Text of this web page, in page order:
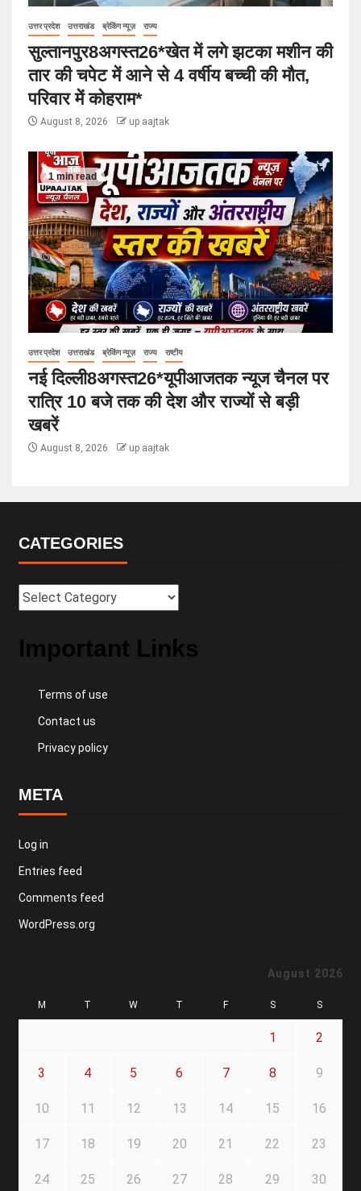
उत्तर प्रदेश उत्तराखंड ब्रेकिंग न्यूज़ राज्य
सुल्तानपुर8अगस्त26*खेत में लगे झटका मशीन की
तार की चपेट में आने से 4 वर्षीय बच्ची की मौत,
परिवार में कोहराम*
August 8, 2026 up aajtak
1 min read
उत्तर प्रदेश उत्तराखंड ब्रेकिंग न्यूज़ राज्य राष्टीय
नई दिल्ली8अगस्त26*यूपीआजतक न्यूज चैनल पर
रात्रि 10 बजे तक की देश और राज्यों से बड़ी
खबरें
August 8, 2026 up aajtak
CATEGORIES
Important Links
Terms of use
Contact us
Privacy policy
META
Log in
Entries feed
Comments feed
WordPress.org
August 2026
M T W T F S S
1 2
3 4 5 6 7 8 9
10 11 12 13 14 15 16
17 18 19 20 21 22 23
24 25 26 27 28 29 30